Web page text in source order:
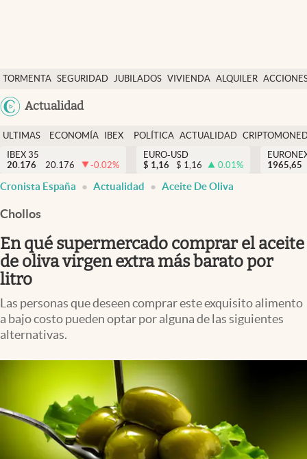
TORMENTA SEGURIDAD JUBILADOS VIVIENDA ALQUILER
USA
Actualidad
Economía y finanzas
Política
Actualidad
Criptomonedas
España
ULTIMAS
NOTICIAS
ECONOMÍA
FINANZAS
IBEX
EURO
POLÍTICA ACTUALIDAD
IBEX 35
20.176
20.176 -0.02%
EURO-USD
$ 1,16 $ 1,16 0.01%
1965,65
Cronista España Actualidad Aceite De Oliva
Chollos
En qué supermercado comprar el aceite
de oliva virgen extra más barato por
litro
Las personas que deseen comprar este exquisito alimento
a bajo costo pueden optar por alguna de las siguientes
alternativas.